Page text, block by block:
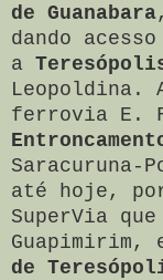
de Guanabara
dando
a
Leopoldina.
ferrovia E.
Saracuruna-
até hoje,
SuperVia
Guapimirim,
de